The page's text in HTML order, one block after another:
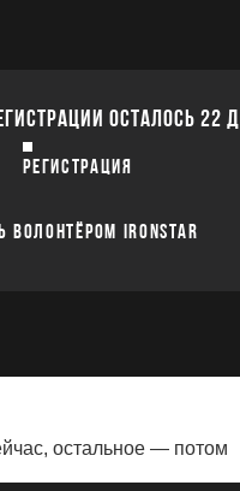
ОСТАЛОСЬ 22
РЕГИСТРАЦИЯ
ВОЛОНТЁРОМ IRONSTAR
остальное — потом